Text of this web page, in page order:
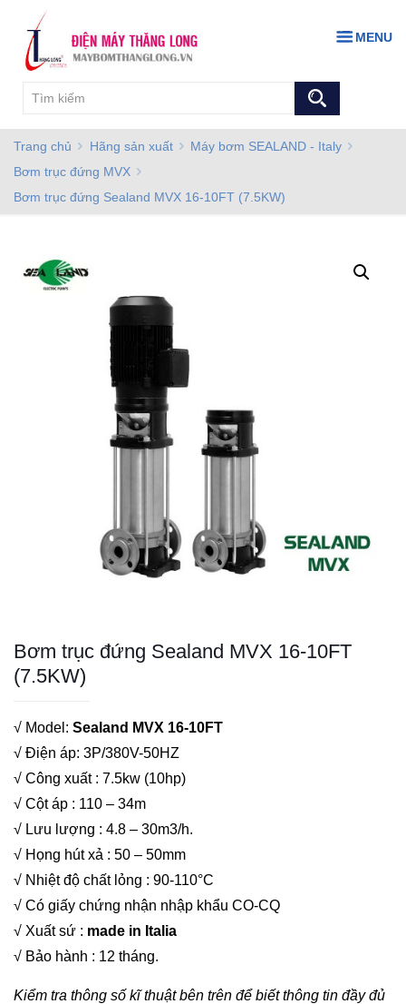
MENU
Trang chủ Hãng sản xuất
Máy bơm SEALAND - Italy
Bơm trục đứng MVX
Bơm trục đứng Sealand MVX 16-10FT (7.5KW)
Bơm trục đứng Sealand MVX 16-10FT
(7.5KW)
√ Model: Sealand MVX 16-10FT
√ Điện áp: 3P/380V-50HZ
√ Công xuất : 7.5kw (10hp)
√ Cột áp : 110 – 34m
√ Lưu lượng : 4.8 – 30m3/h.
√ Họng hút xả : 50 – 50mm
√ Nhiệt độ chất lỏng : 90-110°C
√ Có giấy chứng nhận nhập khẩu CO-CQ
√ Xuất sứ : made in Italia
√ Bảo hành : 12 tháng.
Kiểm tra thông số kĩ thuật bên trên để biết thông tin đầy đủ